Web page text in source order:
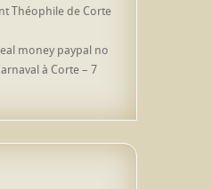
Théophile de Corte
money paypal no
à Corte – 7